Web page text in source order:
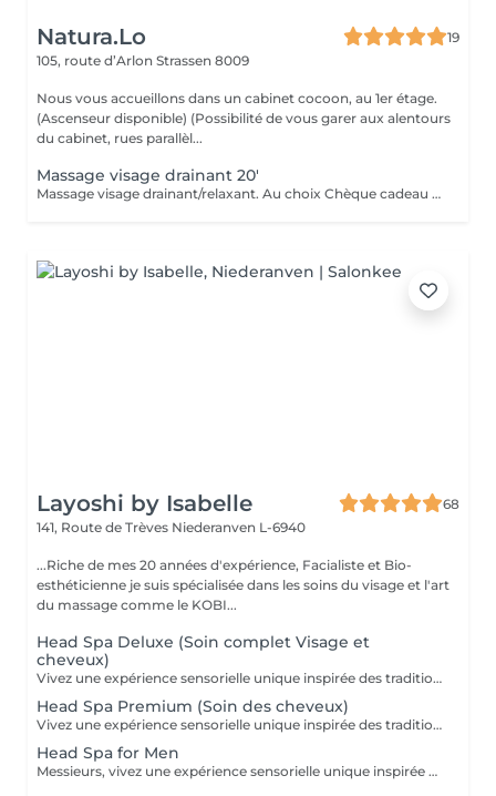
Natura.Lo
19
105, route d’Arlon Strassen 8009
Nous vous accueillons dans un cabinet cocoon, au 1er étage.
(Ascenseur disponible) (Possibilité de vous garer aux alentours
du cabinet, rues parallèl...
Massage visage drainant 20'
Massage visage drainant/relaxant. Au choix Chèque cadeau disponible (Montant de votre choix, celui-ci est à indiquer lors de votre demande)
Layoshi by Isabelle
68
141, Route de Trèves Niederanven L-6940
...Riche de mes 20 années d'expérience, Facialiste et Bio-
esthéticienne je suis spécialisée dans les soins du visage et l'art
du massage comme le KOBI...
Head Spa Deluxe (Soin complet Visage et
cheveux)
Vivez une expérience sensorielle unique inspirée des traditions anciennes japonaises dédiées au soin du corps et à l'apaisement de l'esprit. Le Head Spa combine soin des cheveux et du visage pour améliorer la revitalisation du cuir chevelu tout en favorisant la réduction du stress et la relaxation générale: - Démaquillage du visage - Massage du visage manuel "coup d'éclat" - Massage manuel des épaules, de la nuque et du cuir chevelu à l'huile précieuse et utilisation de différents outils - Fontaine d'eau chaude - Masque visage hydratant - Shampoing - Masque capillaire sous bain de vapeur + sérum - Massage des mains et des bras. - Crème + Sérum visage hydradants - Séchage des cheveux (15 minutes)
Head Spa Premium (Soin des cheveux)
Vivez une expérience sensorielle unique inspirée des traditions anciennes japonaises dédiées au soin du corps et à l'apaisement de l'esprit. Le Head Spa combine soin des cheveux et du visage pour améliorer la revitalisation du cuir chevelu tout en favorisant la réduction du stress et la relaxation générale: - Démaquillage du visage - Massage manuel des épaules, de la nuque et du cuir chevelu à l'huile précieuse et utilisation de différents outils - Fontaine d'eau chaude - Shampoing - Masque capillaire sous bain de vapeur + sérum - Massage des mains et des bras. - Séchage des cheveux (15 minutes)
Head Spa for Men
Messieurs, vivez une expérience sensorielle unique inspirée des traditions anciennes japonaises dédiées au soin du corps et à l'apaisement de l'esprit adapté à votre peau. Le Head Spa combine soin des cheveux et du visage pour améliorer la revitalisation du cuir chevelu tout en favorisant la réduction du stress et la relaxation générale: - Soin du visage (nettoyage, massage, masque et/ou soin de la barbe) - Massage manuel des épaules, de la nuque et du cuir chevelu à l'huile précieuse et utilisation de différents outils - Fontaine d'eau chaude - Shampoing - Sérum capillaire - Séchage des cheveux